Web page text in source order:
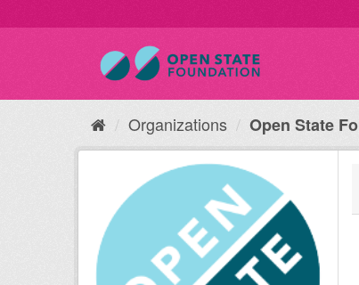
Organizations Open State